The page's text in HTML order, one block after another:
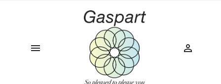
 